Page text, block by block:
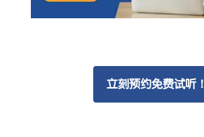
立刻预约免费试听！